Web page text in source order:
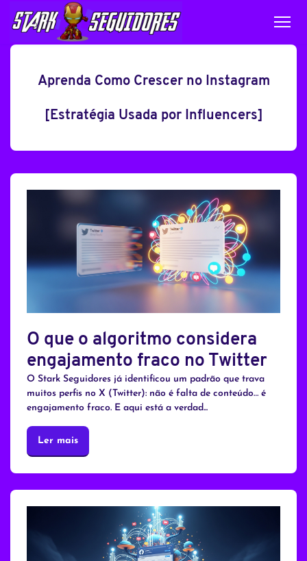
Aprenda Como Crescer no Instagram
[Estratégia Usada por Influencers]
O que o algoritmo considera
engajamento fraco no Twitter
O Stark Seguidores já identificou um padrão que trava
muitos perfis no X (Twitter): não é falta de conteúdo… é
engajamento fraco. E aqui está a verdad...
Ler mais